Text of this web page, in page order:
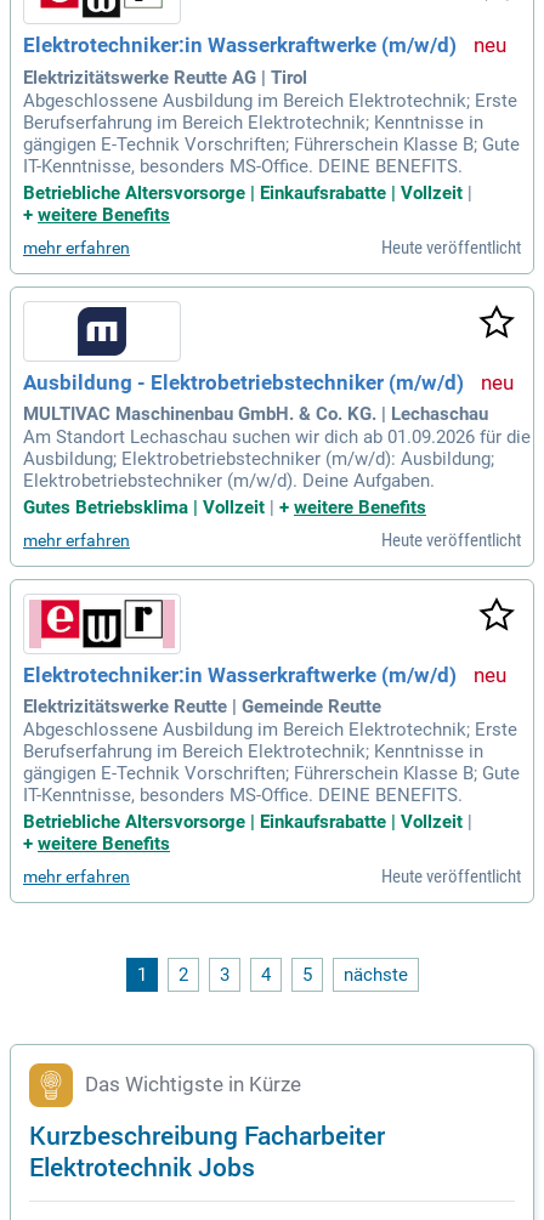
Elektrotechniker:in Wasserkraftwerke (m/w/d)
Elektrizitätswerke Reutte AG | Tirol
Abgeschlossene Ausbildung im Bereich Elektrotechnik; Erste
Berufserfahrung im Bereich Elektrotechnik; Kenntnisse in
gängigen E-Technik Vorschriften; Führerschein Klasse B; Gute
IT-Kenntnisse, besonders MS-Office. DEINE BENEFITS.
Betriebliche Altersvorsorge | Einkaufsrabatte | Vollzeit |
+ weitere Benefits
mehr erfahren Heute veröffentlicht
Ausbildung - Elektrobetriebstechniker (m/w/d)
MULTIVAC Maschinenbau GmbH. & Co. KG. | Lechaschau
Am Standort Lechaschau suchen wir dich ab 01.09.2026 für die
Ausbildung; Elektrobetriebstechniker (m/w/d): Ausbildung;
Elektrobetriebstechniker (m/w/d). Deine Aufgaben.
Gutes Betriebsklima | Vollzeit | + weitere Benefits
mehr erfahren Heute veröffentlicht
Elektrotechniker:in Wasserkraftwerke (m/w/d)
Elektrizitätswerke Reutte | Gemeinde Reutte
Abgeschlossene Ausbildung im Bereich Elektrotechnik; Erste
Berufserfahrung im Bereich Elektrotechnik; Kenntnisse in
gängigen E-Technik Vorschriften; Führerschein Klasse B; Gute
IT-Kenntnisse, besonders MS-Office. DEINE BENEFITS.
Betriebliche Altersvorsorge | Einkaufsrabatte | Vollzeit
+ weitere Benefits
mehr erfahren Heute veröffentlicht
1 2 3 4 5 nächste
Das Wichtigste in Kürze
Kurzbeschreibung Facharbeiter
Elektrotechnik Jobs